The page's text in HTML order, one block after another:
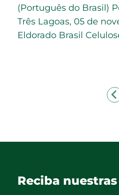
(Português do Brasil)
Três Lagoas, 05 de
Eldorado Brasil
Reciba